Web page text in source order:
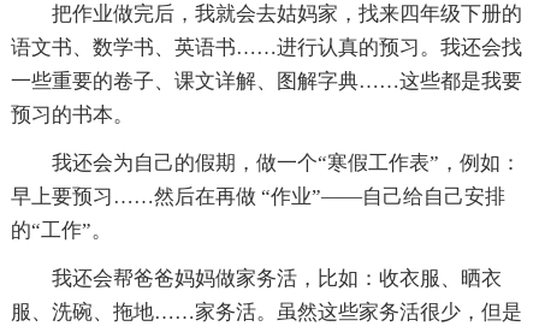
把作业做完后，我就会去姑妈家，找来四年级下册的
语文书、数学书、英语书……进行认真的预习。我还会找
一些重要的卷子、课文详解、图解字典……这些都是我要
预习的书本。
我还会为自己的假期，做一个“寒假工作表”，例如：
早上要预习……然后在再做 “作业”——自己给自己安排
的“工作”。
我还会帮爸爸妈妈做家务活，比如：收衣服、晒衣
服、洗碗、拖地……家务活。虽然这些家务活很少，但是